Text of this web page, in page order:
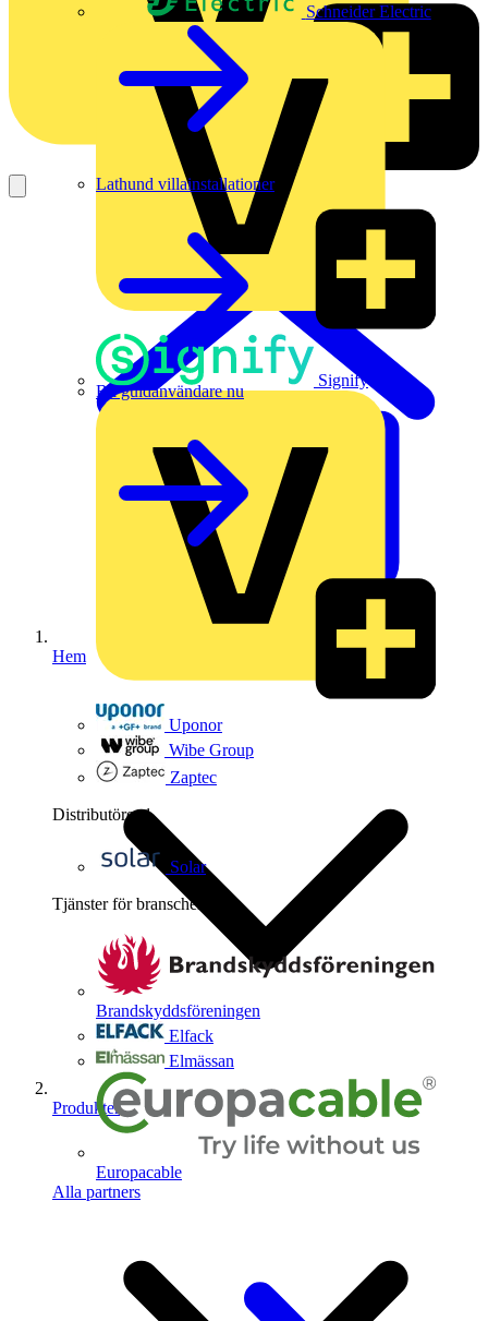
Schneider Electric
Signify
Uponor
Wibe Group
Zaptec
Distributörer 1
Solar
Tjänster för branschen
Brandskyddsföreningen
Elfack
Elmässan
Europacable
Alla partners
Lathund villainstallationer
Bli guldanvändare nu
Hem
Produkter